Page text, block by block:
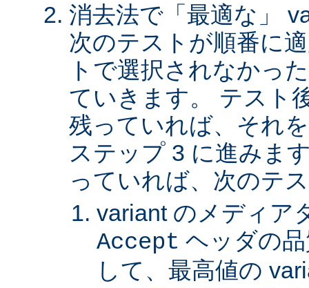
消去法で「最適な」
次のテストが順番に
トで選択されなかっ
ていきます。 テスト
残っていれば、それ
ステップ 3 に進みま
っていれば、次のテ
variant のメディア
Accept ヘッダの
して、最高値の